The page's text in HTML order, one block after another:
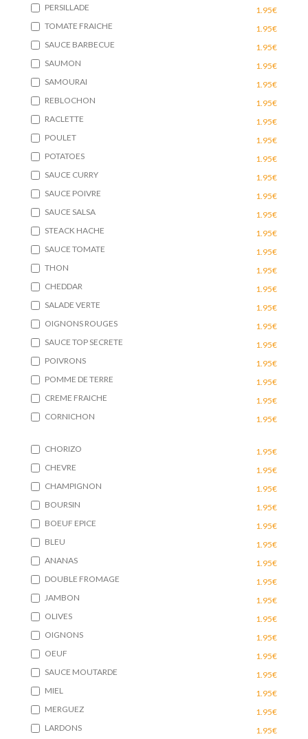
PERSILLADE
1.95€
TOMATE FRAICHE
1.95€
SAUCE BARBECUE
1.95€
SAUMON
1.95€
SAMOURAI
1.95€
REBLOCHON
1.95€
RACLETTE
1.95€
POULET
1.95€
POTATOES
1.95€
SAUCE CURRY
1.95€
SAUCE POIVRE
1.95€
SAUCE SALSA
1.95€
STEACK HACHE
1.95€
SAUCE TOMATE
1.95€
THON
1.95€
CHEDDAR
1.95€
SALADE VERTE
1.95€
OIGNONS ROUGES
1.95€
SAUCE TOP SECRETE
1.95€
POIVRONS
1.95€
POMME DE TERRE
1.95€
CREME FRAICHE
1.95€
CORNICHON
1.95€
CHORIZO
1.95€
CHEVRE
1.95€
CHAMPIGNON
1.95€
BOURSIN
1.95€
BOEUF EPICE
1.95€
BLEU
1.95€
ANANAS
1.95€
DOUBLE FROMAGE
1.95€
JAMBON
1.95€
OLIVES
1.95€
OIGNONS
1.95€
OEUF
1.95€
SAUCE MOUTARDE
1.95€
MIEL
1.95€
MERGUEZ
1.95€
LARDONS
1.95€